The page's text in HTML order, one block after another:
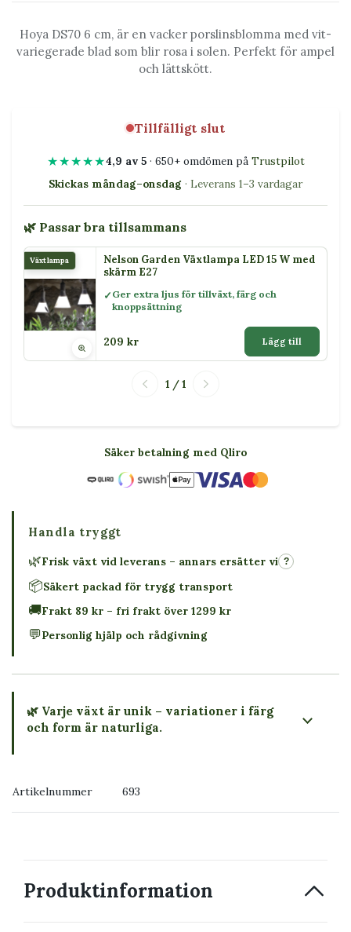
Hoya DS70 6 cm, är en vacker porslinsblomma med vit-
variegerade blad som blir rosa i solen. Perfekt för ampel
och lättskött.
Tillfälligt slut
★★★★★4,9 av 5· 650+ omdömen på Trustpilot
Skickas måndag–onsdag · Leverans 1–3 vardagar
🌿 Passar bra tillsammans
Växtlampa
Nelson Garden Växtlampa LED 15 W med
skärm E27
Ger extra ljus för tillväxt, färg och
knoppsättning
209 kr Lägg till
1 / 1
Säker betalning med Qliro
Handla tryggt
🌿Frisk växt vid leverans – annars ersätter vi ?
📦Säkert packad för trygg transport
🚚Frakt 89 kr – fri frakt över 1299 kr
💬Personlig hjälp och rådgivning
🌿 Varje växt är unik – variationer i färg
och form är naturliga.
Artikelnummer 693
Produktinformation